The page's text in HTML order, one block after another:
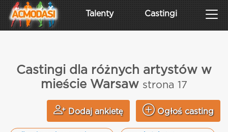
Talenty Castingi
Castingi dla różnych artystów w
mieście Warsaw strona 17
Dodaj ankietę Ogłoś casting